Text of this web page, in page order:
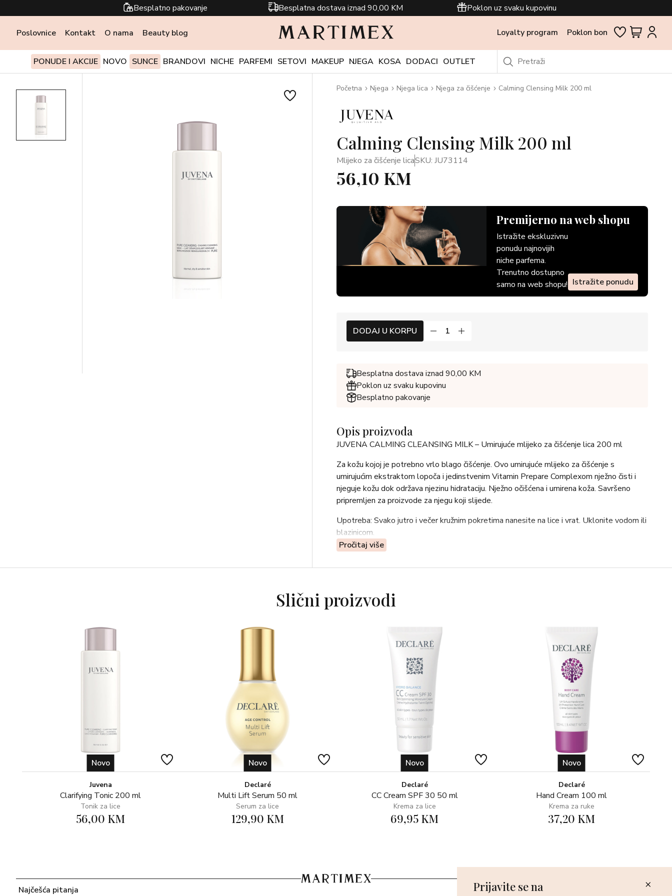
Besplatno pakovanje Besplatna dostava iznad 90,00 KM Poklon uz svaku kupovinu
Poslovnice Kontakt O nama Beauty blog Loyalty program Poklon bon
PONUDE I AKCIJE NOVO SUNCE BRANDOVI NICHE PARFEMI SETOVI MAKEUP NJEGA KOSA DODACI OUTLET
Početna Njega Njega lica Njega za čišćenje Calming Clensing Milk 200 ml
Calming Clensing Milk 200 ml
Mlijeko za čišćenje licaSKU: JU73114
56,10 KM
Premijerno na web shopu
Istražite ekskluzivnu
ponudu najnovijih
niche parfema.
Trenutno dostupno
samo na web shopu! Istražite ponudu
DODAJ U KORPU
Besplatna dostava iznad 90,00 KM
Poklon uz svaku kupovinu
Besplatno pakovanje
Opis proizvoda
JUVENA CALMING CLEANSING MILK – Umirujuće mlijeko za čišćenje lica 200 ml
Za kožu kojoj je potrebno vrlo blago čišćenje. Ovo umirujuće mlijeko za čišćenje s
umirujućim ekstraktom lopoča i jedinstvenim Vitamin Prepare Complexom nježno čisti i
njeguje kožu dok održava njezinu hidrataciju. Nježno očišćena i umirena koža. Savršeno
pripremljen za proizvode za njegu koji slijede.
Upotreba: Svako jutro i večer kružnim pokretima nanesite na lice i vrat. Uklonite vodom ili
blazinicom.
Za normalnu do suhu kožu.
Pročitaj više
Slični proizvodi
Novo
Juvena
Clarifying Tonic 200 ml
Tonik za lice
56,00 KM
Novo
Declaré
Multi Lift Serum 50 ml
Serum za lice
129,90 KM
Novo
Declaré
CC Cream SPF 30 50 ml
Krema za lice
69,95 KM
Novo
Declaré
Hand Cream 100 ml
Krema za ruke
37,20 KM
Najčešća pitanja Poslovnice
Prijavite se na